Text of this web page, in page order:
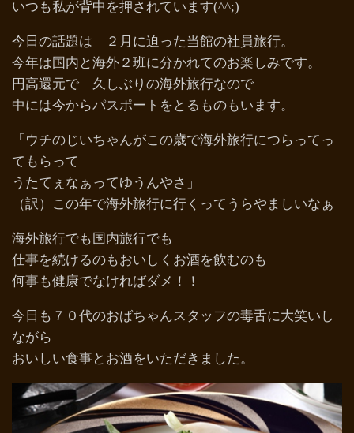
いつも私が背中を押されています(^^;)
今日の話題は ２月に迫った当館の社員旅行。
今年は国内と海外２班に分かれてのお楽しみです。
円高還元で 久しぶりの海外旅行なので
中には今からパスポートをとるものもいます。
「ウチのじいちゃんがこの歳で海外旅行につらってっ
てもらって
うたてぇなぁってゆうんやさ」
（訳）この年で海外旅行に行くってうらやましいなぁ
海外旅行でも国内旅行でも
仕事を続けるのもおいしくお酒を飲むのも
何事も健康でなければダメ！！
今日も７０代のおばちゃんスタッフの毒舌に大笑いし
ながら
おいしい食事とお酒をいただきました。